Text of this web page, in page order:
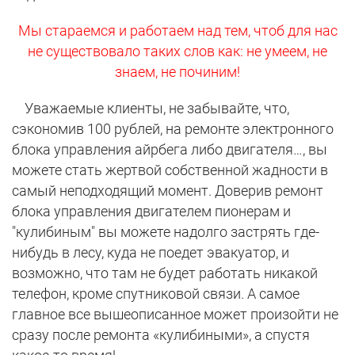
Мы стараемся и работаем над тем, чтоб для нас
не существовало таких слов как: не умеем, не
знаем, не починим!
Уважаемые клиенты, не забывайте, что,
сэкономив 100 рублей, на ремонте электронного
блока управления айрбега либо двигателя…, вы
можете стать жертвой собственной жадности в
самый неподходящий момент. Доверив ремонт
блока управления двигателем пионерам и
"кулибиным" вы можете надолго застрять где-
нибудь в лесу, куда не поедет эвакуатор, и
возможно, что там не будет работать никакой
телефон, кроме спутниковой связи. А самое
главное все вышеописанное может произойти не
сразу после ремонта «кулибиными», а спустя